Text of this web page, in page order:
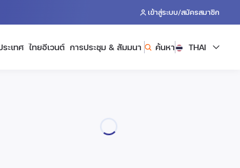
เข้าสู่ระบบ/สมัครสมาชิก
ะเทศ ไทยอีเวนต์ การประชุม & สัมมนา ค้นหา THAI